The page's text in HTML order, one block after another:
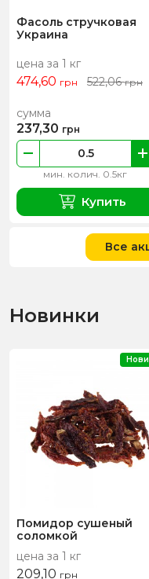
Фасоль стручковая
Украина
цена за 1 кг
474,60 грн 522,06грн
мин. колич. 0.5кг
сумма
237,30 грн
Купить
Все
Новинки
Помидор сушеный
соломкой
цена за 1 кг
209,10 грн